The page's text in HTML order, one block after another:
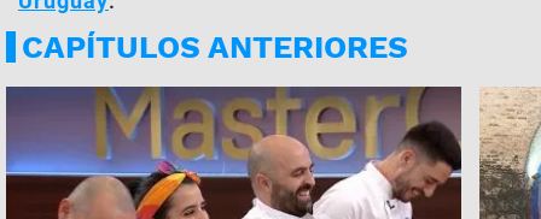
CAPÍTULOS ANTERIORES